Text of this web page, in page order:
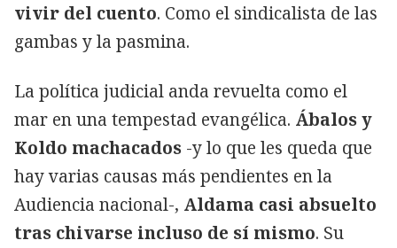
vivir del cuento. Como el sindicalista de las
gambas y la pasmina.
La política judicial anda revuelta como el
mar en una tempestad evangélica. Ábalos y
Koldo machacados -y lo que les queda que
hay varias causas más pendientes en la
Audiencia nacional-, Aldama casi absuelto
tras chivarse incluso de sí mismo. Su